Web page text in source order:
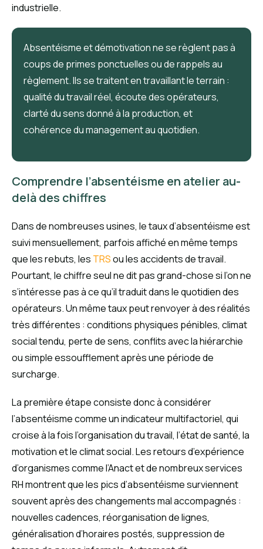
industrielle.
Absentéisme et démotivation ne se règlent pas à
coups de primes ponctuelles ou de rappels au
règlement. Ils se traitent en travaillant le terrain :
qualité du travail réel, écoute des opérateurs,
clarté du sens donné à la production, et
cohérence du management au quotidien.
Comprendre l’absentéisme en atelier au-
delà des chiffres
Dans de nombreuses usines, le taux d’absentéisme est
suivi mensuellement, parfois affiché en même temps
que les rebuts, les TRSou les accidents de travail.
Pourtant, le chiffre seul ne dit pas grand-chose si l’on ne
s’intéresse pas à ce qu’il traduit dans le quotidien des
opérateurs. Un même taux peut renvoyer à des réalités
très différentes : conditions physiques pénibles, climat
social tendu, perte de sens, conflits avec la hiérarchie
ou simple essoufflement après une période de
surcharge.
La première étape consiste donc à considérer
l’absentéisme comme un indicateur multifactoriel, qui
croise à la fois l’organisation du travail, l’état de santé, la
motivation et le climat social. Les retours d’expérience
d’organismes comme l’Anact et de nombreux services
RH montrent que les pics d’absentéisme surviennent
souvent après des changements mal accompagnés :
nouvelles cadences, réorganisation de lignes,
généralisation d’horaires postés, suppression de